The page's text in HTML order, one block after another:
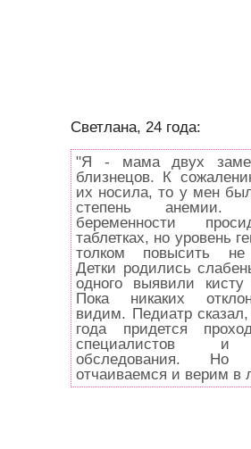
Светлана, 24 года:
"Я - мама двух
близнецов. К
их носила, то у мен
степень анемии.
беременности
таблетках, но уровень
толком повысить не
Детки родились
одного выявили
Пока никаких
видим. Педиатр
года придется
специалистов и
обследования.
отчаиваемся и верим в